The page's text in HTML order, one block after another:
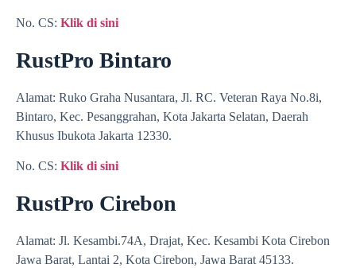
No. CS: Klik di sini
RustPro Bintaro
Alamat: Ruko Graha Nusantara, Jl. RC. Veteran Raya No.8i,
Bintaro, Kec. Pesanggrahan, Kota Jakarta Selatan, Daerah
Khusus Ibukota Jakarta 12330.
No. CS: Klik di sini
RustPro Cirebon
Alamat: Jl. Kesambi.74A, Drajat, Kec. Kesambi Kota Cirebon
Jawa Barat, Lantai 2, Kota Cirebon, Jawa Barat 45133.